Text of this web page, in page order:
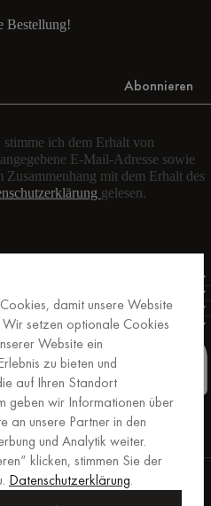
Bestellung!
Abonnieren
ich dem Erhalt von
E-Mail-Adresse sowie
mit dem Erhalt des
gelesen.
Linkedin Pinterest
Trusted Shops abgesichert sind.
20.000 €.
who care.
damit unsere Website
setzen optionale Cookies
Website ein
zu bieten und
auf Ihren Standort
geben wir Informationen über
an unsere Partner in den
und Analytik weiter.
klicken, stimmen Sie der
Datenschutzerklärung.